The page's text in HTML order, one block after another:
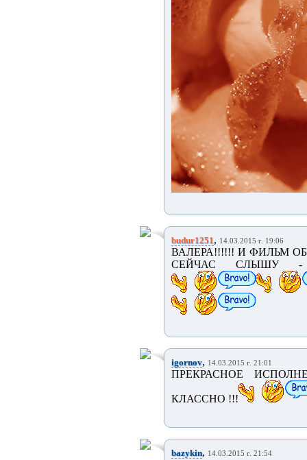
budur1251, 14.03.2015 г. 19:06
ВАЛЕРА!!!!!! И ФИЛЬМ
СЕЙЧАС СЛЫШУ -
igornov, 14.03.2015 г. 21:01
ПРЕКРАСНОЕ
КЛАССНО !!!
bazykin, 14.03.2015 г. 21:54